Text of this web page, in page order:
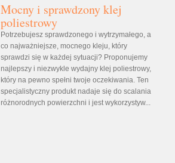
Mocny i sprawdzony klej
poliestrowy
Potrzebujesz sprawdzonego i wytrzymałego, a
co najważniejsze, mocnego kleju, który
sprawdzi się w każdej sytuacji? Proponujemy
najlepszy i niezwykle wydajny klej poliestrowy,
który na pewno spełni twoje oczekiwania. Ten
specjalistyczny produkt nadaje się do scalania
różnorodnych powierzchni i jest wykorzystyw...